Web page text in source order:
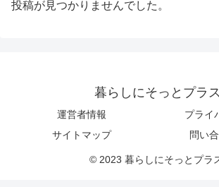
投稿が見つかりませんでした。
暮らしにそっとプラス
運営者情報
プライ
サイトマップ
問い
© 2023 暮らしにそっとプラ